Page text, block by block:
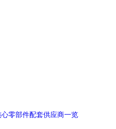
心零部件配套供应商一览
V核心零部件配套供应商一览